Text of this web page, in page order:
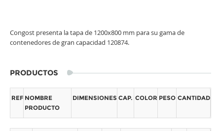
Congost presenta la tapa de 1200x800 mm para su gama de
contenedores de gran capacidad 120874.
PRODUCTOS
REF NOMBRE
PRODUCTO
DIMENSIONES CAP. COLOR PESO CANTIDAD